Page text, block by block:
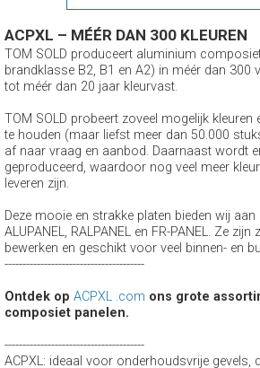
ACPXL – MÉÉR DAN 300 KLEUREN
TOM SOLD produceert aluminium
brandklasse B2, B1 en A2) in méér dan 300
tot méér dan 20 jaar kleurvast.
TOM SOLD probeert zoveel mogelijk
te houden (maar liefst meer dan 50.000
af naar vraag en aanbod. Daarnaast wordt
geproduceerd, waardoor nog veel meer
leveren zijn.
Deze mooie en strakke platen bieden wij aan
ALUPANEL, RALPANEL en FR-PANEL. Ze
bewerken en geschikt voor veel binnen- en
---------------------------------------
Ontdek op ACPXL .com ons grote
composiet panelen.
---------------------------------------
ACPXL: ideaal voor onderhoudsvrije gevels,